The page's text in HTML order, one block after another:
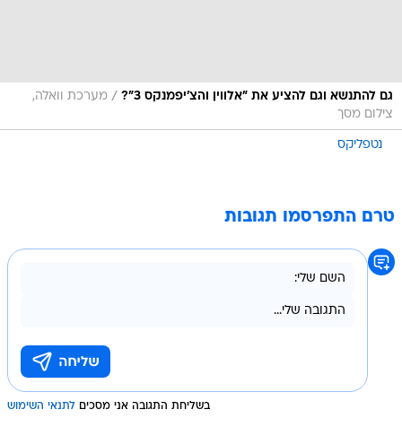
גם להתנשא וגם להציע את "אלווין והצ'יפמנקס 3"? / מערכת וואלה,
צילום מסך
נטפליקס
טרם התפרסמו תגובות
בשליחת התגובה אני מסכים לתנאי השימוש